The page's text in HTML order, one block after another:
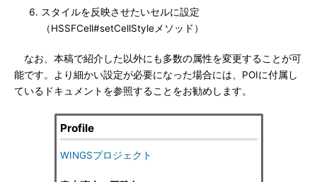
スタイルを反映させたいセルに設定
（HSSFCell#setCellStyleメソッド）
なお、本稿で紹介した以外にも多数の属性を変更することが可
能です。より細かい設定が必要になった場合には、POIに付属し
ているドキュメントを参照することをお勧めします。
Profile
WINGSプロジェクト